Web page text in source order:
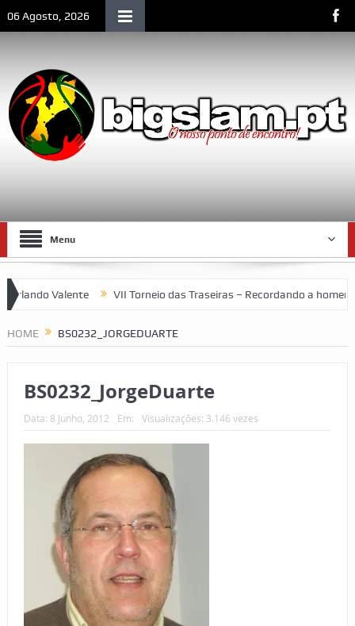
06 Agosto, 2026
Menu
Valente VII Torneio das Traseiras – Recordando a
HOME BS0232_JORGEDUARTE
BS0232_JorgeDuarte
Data: 8 Junho, 2012 Em: Visualizações: 3.146 vezes